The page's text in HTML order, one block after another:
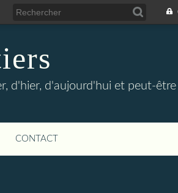
d'hier, d'aujourd'hui et peut-
CONTACT